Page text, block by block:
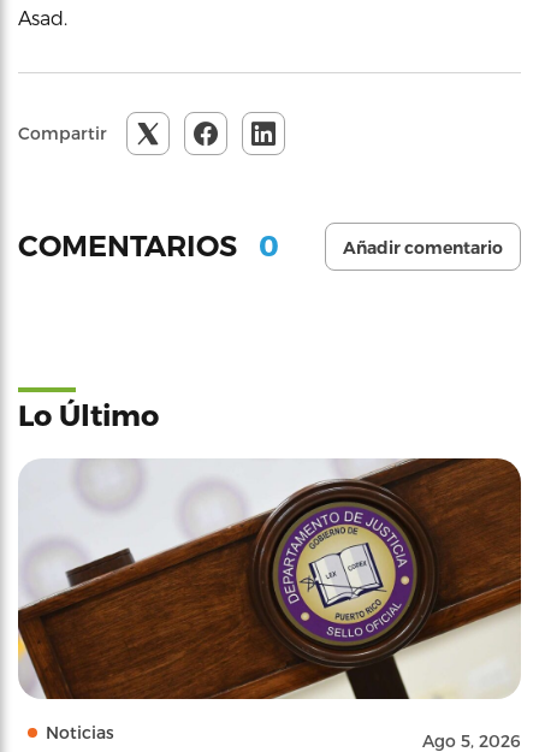
Asad.
Compartir
COMENTARIOS 0 Añadir comentario
Lo Último
Noticias Ago 5, 2026